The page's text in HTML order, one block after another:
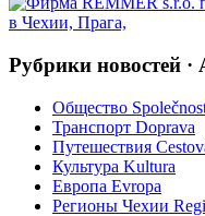
Рубрики новостей
Общество
Транспорт Doprava
Путешествия
Культура Kultura
Европа Evropa
Регионы Чехии